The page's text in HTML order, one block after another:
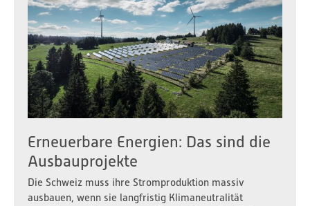
Erneuerbare Energien: Das sind die
Ausbauprojekte
Die Schweiz muss ihre Stromproduktion massiv
ausbauen, wenn sie langfristig Klimaneutralität